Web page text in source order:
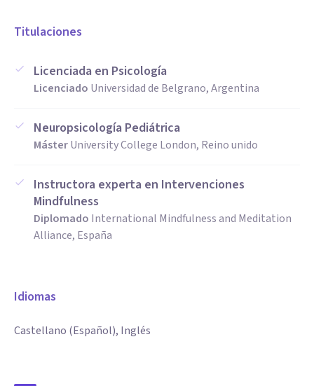
Titulaciones
Licenciada en Psicología
Licenciado Universidad de Belgrano, Argentina
Neuropsicología Pediátrica
MásterUniversity College London, Reino unido
Instructora experta en Intervenciones
Mindfulness
Diplomado International Mindfulness and Meditation
Alliance, España
Idiomas
Castellano (Español), Inglés